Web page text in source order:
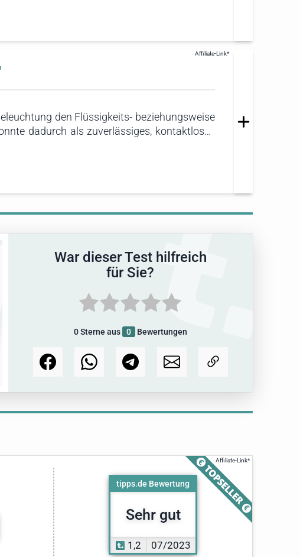
einsetzbar und kann auch zur Messung
den Flüssigkeits- beziehungsweise
dadurch als zuverlässiges, kontaktloses
War dieser Test hilfreich
für Sie?
0Sterne aus 0 Bewertungen
tipps.de Bewertung
Sehr gut
1,2 07/2023